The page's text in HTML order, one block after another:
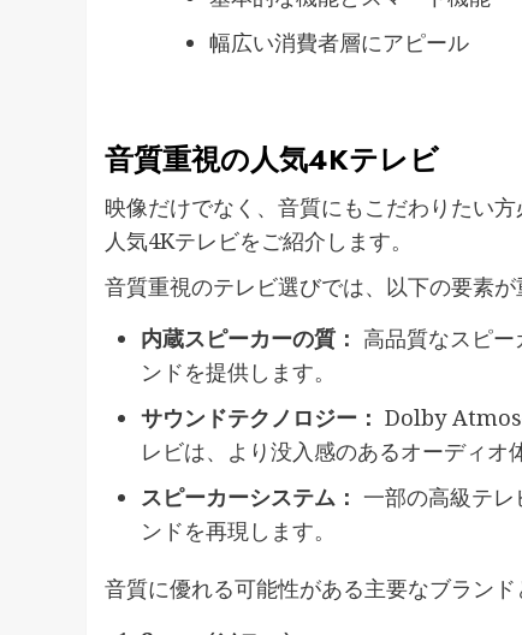
幅広い消費者層にアピール
音質重視の人気4Kテレビ
映像だけでなく、音質にもこだわりたい
人気4Kテレビをご紹介します。
音質重視のテレビ選びでは、以下の要素が
内蔵スピーカーの質： 高品質なスピ
ンドを提供します。
サウンドテクノロジー： Dolby Atmos
レビは、より没入感のあるオーディオ
スピーカーシステム： 一部の高級テ
ンドを再現します。
音質に優れる可能性がある主要なブラン